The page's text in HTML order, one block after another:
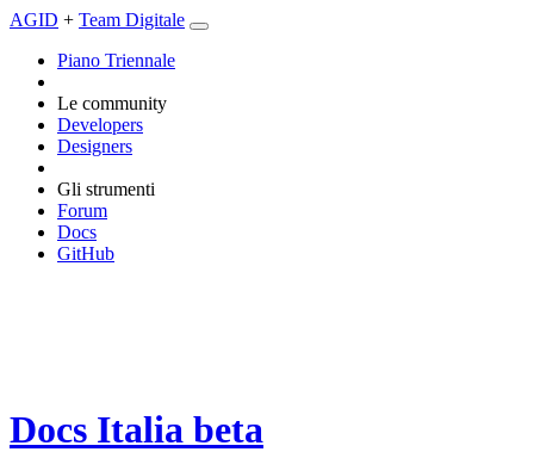
AGID + Team Digitale
Piano Triennale
Le community
Developers
Designers
Gli strumenti
Forum
Docs
GitHub
Docs Italia beta